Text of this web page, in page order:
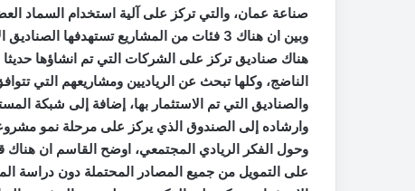
صناعة عمان، والتي تركز على آلية استخدام السماد
وبين ان هناك 3 فئات من المشاريع تستهدفها
هناك صناديق تركز على الشركات التي تم انشاؤها حديثا
الناضج، وكلها تبحث عن الرياديين ومشاريعهم التي
والصناديق التي تم الاستثمار بها، إضافة إلى شبكة
وارشاده إلى الصندوق الذي يركز على مرحلة نمو
وحول الفكر الريادي المجتمعي، اوضح القاسم ان
على التمويل من جميع المصادر المحتملة دون دراسة